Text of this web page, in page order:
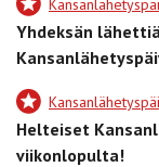
Yhdeksän
Helteiset
viikonlopulta!